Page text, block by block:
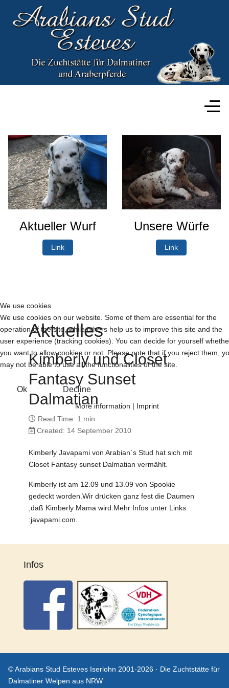
Aktueller Wurf
Link
Unsere Würfe
Link
Aktuelles
Kimberly und Closet
Fantasy Sunset
Dalmatian
Read Time: 1 min
Created: 14 September 2010
Kimberly Javapami von Arabian`s Stud hat sich mit
Closet Fantasy sunset Dalmatian vermählt.
Kimberly ist am 12.09 und 13.09 von Spookie
gedeckt worden.Wir drücken ganz fest die Daumen
,daß Kimberly Mama wird.Mehr Infos unter Links
:javapami.com.
Infos
© Arabians Stud Esteves Iserlohn 2001-2026 · Die Zuchtstätte für
Dalmatiner Welpen aus NRW
We use cookies
We use cookies on our website. Some of them are essential for the
operation of the site, while others help us to improve this site and the
user experience (tracking cookies). You can decide for yourself
you want to allow cookies or not. Please note that if you reject them,
may not be able to use all the functionalities of the site.
Ok Decline
More information | Imprint